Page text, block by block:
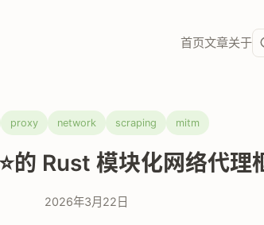
首页文章关于
proxy network scraping mitm
的 Rust 模块化网络代理
2026年3月22日